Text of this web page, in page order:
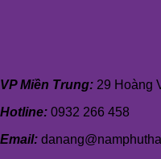
VP Miền Trung: 29 Hoàng
Hotline: 0932 266 458
Email: